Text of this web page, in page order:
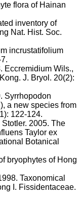
flora of Hainan
inventory of
Nat. Hist. Soc.
incrustatifolium
Eccremidium Wils.,
J. Bryol. 20(2):
Syrrhopodon
a new species from
122-124.
2005. The
Taylor ex
Botanical
bryophytes of Hong
Taxonomical
I. Fissidentaceae.